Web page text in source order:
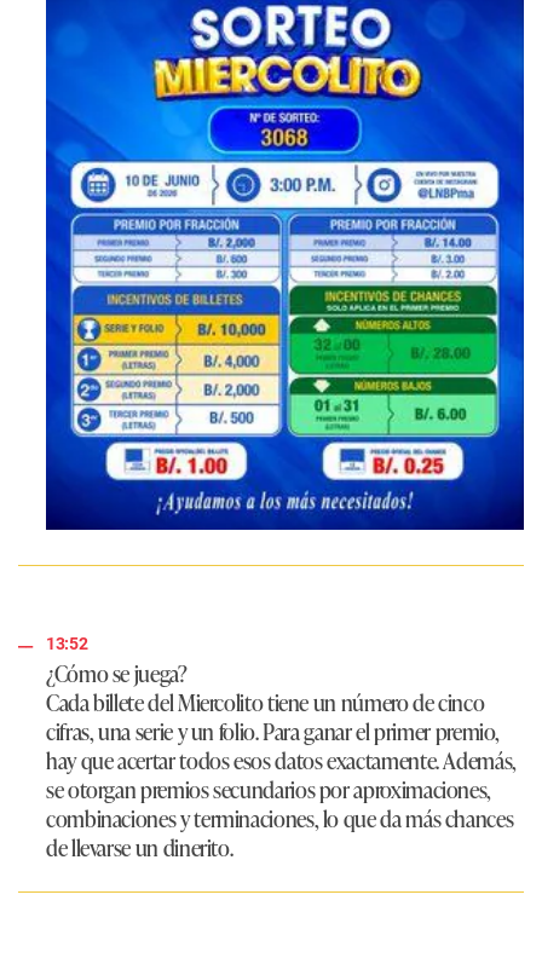
13:52
¿Cómo se juega?
Cada billete del Miercolito tiene un número de cinco
cifras, una serie y un folio. Para ganar el primer premio,
hay que acertar todos esos datos exactamente. Además,
se otorgan premios secundarios por aproximaciones,
combinaciones y terminaciones, lo que da más chances
de llevarse un dinerito.